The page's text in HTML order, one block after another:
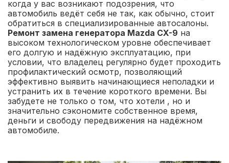
когда у вас возникают подозрения, что
автомобиль ведёт себя не так, как обычно, стоит
обратиться в специализированные автосалоны.
Ремонт замена генератора Mazda CX-9 на
высоком технологическом уровне обеспечивает
его долгую и надёжную эксплуатацию, при
условии, что владелец регулярно будет проходить
профилактический осмотр, позволяющий
эффективно выявить начинающиеся неполадки и
устранить их в течение короткого времени. Вы
забудете не только о том, что хотели , но и
значительно сэкономите собственное время,
деньги и свободу передвижения на надёжном
автомобиле.